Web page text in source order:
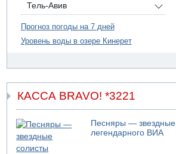
07.08.2026 17:57
Подозреваемый в домогательствах в
Дахан
07.08.2026 17:55
коррупционных отношениях с Йоавом
для уклонистов-харедим
В Иерусалиме водитель врезался в
пострадал
Тель-Авив
Прогноз погоды на 7 дней
Уровень воды в озере Кинерет
КАССА BRAVO! *3221
Песняры — звездные
легендарного ВИА